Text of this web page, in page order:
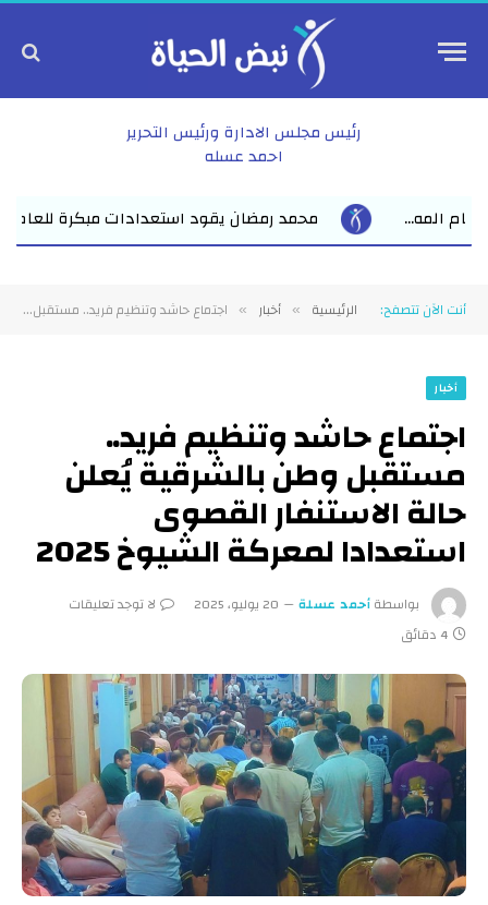
رئيس مجلس الادارة ورئيس التحرير
احمد عسله
استعدادات مبكرة للعام الدراسي الجديد بفاقوس لقاء موسع
أنت الآن تتصفح: الرئيسية » أخبار » اجتماع حاشد وتنظيم فريد.. مستقبل وطن بالشرقية يُعلن حالة الاستنفار القصوى استعدادا لمعركة الشيوخ 2025
أخبار
اجتماع حاشد وتنظيم فريد..
مستقبل وطن بالشرقية يُعلن
حالة الاستنفار القصوى
استعدادا لمعركة الشيوخ 2025
بواسطةأحمد عسلة 20 يوليو، 2025
لا توجد تعليقات
4 دقائق